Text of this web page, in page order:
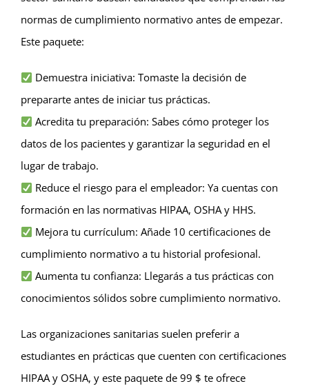
normas de cumplimiento normativo antes de empezar.
Este paquete:
Demuestra iniciativa: Tomaste la decisión de
prepararte antes de iniciar tus prácticas.
Acredita tu preparación: Sabes cómo proteger los
datos de los pacientes y garantizar la seguridad en el
lugar de trabajo.
Reduce el riesgo para el empleador: Ya cuentas con
formación en las normativas HIPAA, OSHA y HHS.
Mejora tu currículum: Añade 10 certificaciones de
cumplimiento normativo a tu historial profesional.
Aumenta tu confianza: Llegarás a tus prácticas con
conocimientos sólidos sobre cumplimiento normativo.
Las organizaciones sanitarias suelen preferir a
estudiantes en prácticas que cuenten con certificaciones
HIPAA y OSHA, y este paquete de 99 $ te ofrece